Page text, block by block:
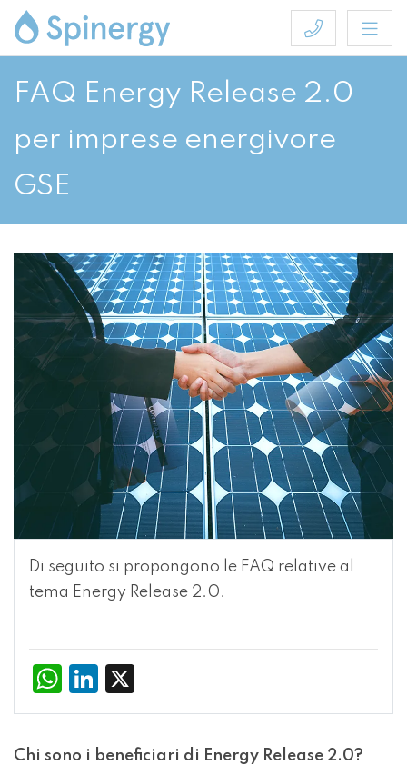
FAQ Energy Release 2.0
per imprese energivore
GSE
Di seguito si propongono le FAQ relative al
tema Energy Release 2.0.
WhatsApp
LinkedIn
Chi sono i beneficiari di Energy Release 2.0?